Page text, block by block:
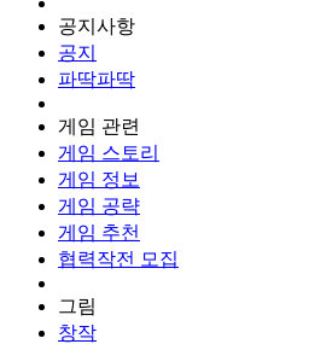
공지사항
공지
파딱파딱
게임 관련
게임 스토리
게임 정보
게임 공략
게임 추천
협력작전 모집
그림
창작